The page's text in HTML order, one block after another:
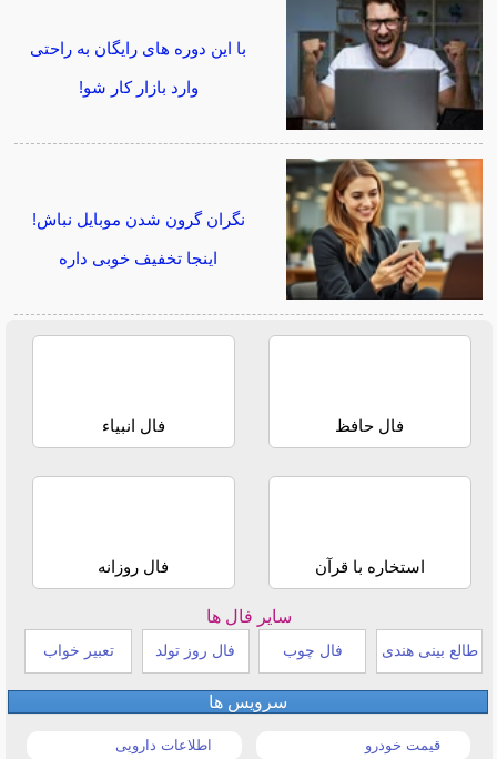
با این دوره های رایگان به راحتی
وارد بازار کار شو!
نگران گرون شدن موبایل نباش!
اینجا تخفیف خوبی داره
فال حافظ فال انبیاء
استخاره با قرآن فال روزانه
سایر فال ها
طالع بینی هندی فال چوب فال روز تولد تعبیر خواب
سرویس ها
قیمت خودرو اطلاعات دارویی